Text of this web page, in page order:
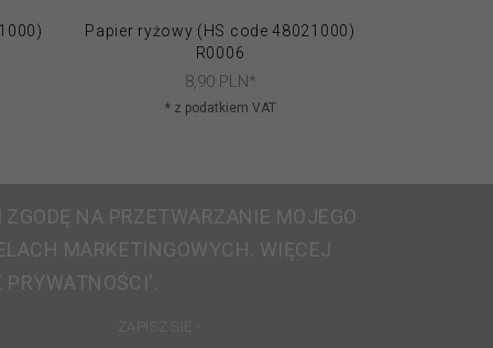
Papier ryżowy (HS code 48021000)
R0006
8,90 PLN*
* z podatkiem VAT
NA PRZETWARZANIE MOJEGO
MARKETINGOWYCH. WIĘCEJ
ZAPISZ SIĘ -